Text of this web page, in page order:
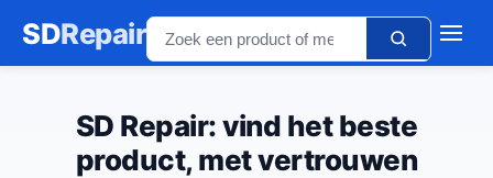
SDRepair
SD Repair: vind het beste
product, met vertrouwen